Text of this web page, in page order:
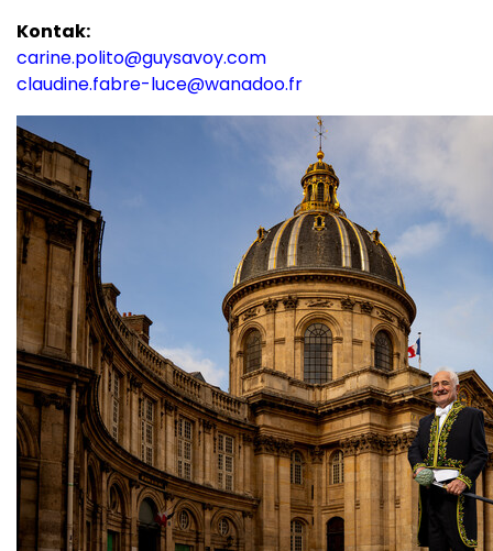
Kontak:
carine.polito@guysavoy.com
claudine.fabre-luce@wanadoo.fr